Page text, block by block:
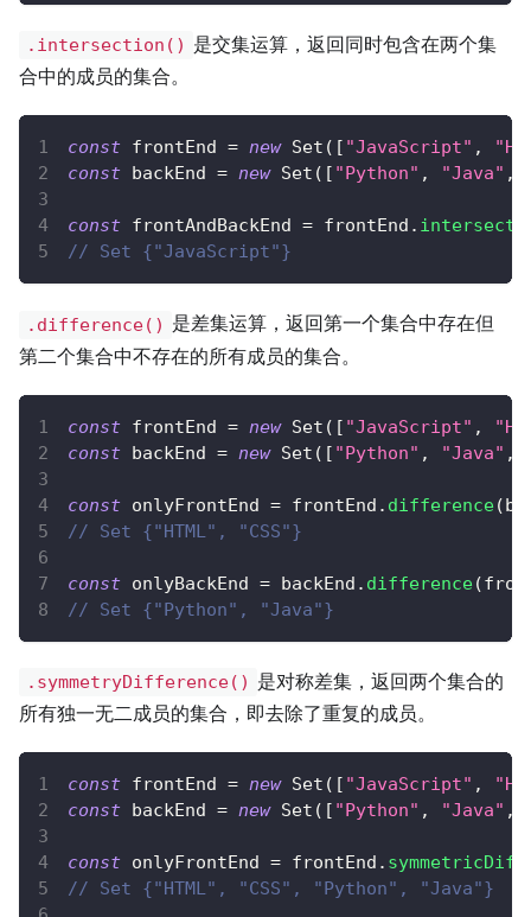
.intersection() 是交集运算，返回同时包含在两个集
合中的成员的集合。
const frontEnd = new Set ( [ "JavaScript" ,
const backEnd = new Set ( [ "Python" , "Java" ,
const frontAndBackEnd = frontEnd .
// Set {"JavaScript"}
.difference() 是差集运算，返回第一个集合中存在但
第二个集合中不存在的所有成员的集合。
const frontEnd = new Set ( [ "JavaScript" ,
const backEnd = new Set ( [ "Python" , "Java" ,
const onlyFrontEnd = frontEnd . difference(
// Set {"HTML", "CSS"}
const onlyBackEnd = backEnd . difference(
// Set {"Python", "Java"}
.symmetryDifference() 是对称差集，返回两个集合的
所有独一无二成员的集合，即去除了重复的成员。
const frontEnd = new Set ( [ "JavaScript" ,
const backEnd = new Set ( [ "Python" , "Java" ,
const onlyFrontEnd = frontEnd .
// Set {"HTML", "CSS", "Python", "Java"}